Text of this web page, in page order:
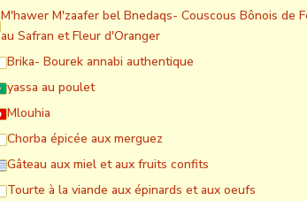
M'hawer M'zaafer bel Bnedaqs- Couscous Bônois de
au Safran et Fleur d'Oranger
Brika- Bourek annabi authentique
yassa au poulet
Mlouhia
Chorba épicée aux merguez
Gâteau aux miel et aux fruits confits
Tourte à la viande aux épinards et aux oeufs